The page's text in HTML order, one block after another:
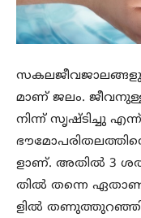
മാണ് ജലം.
നിന്ന് സൃഷ്ടിച്ചു
ളാണ്. അതില്‍ 3
തില്‍ തന്നെ
ളില്‍